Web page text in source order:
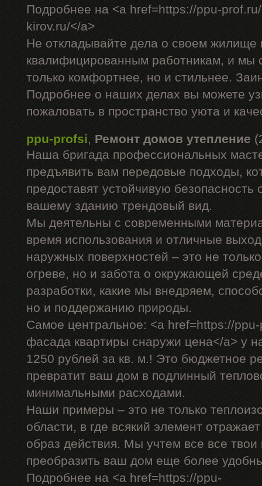
Подробнее на <a href=https://ppu-
kirov.ru/</a>
Не откладывайте дела о своем
квалифицированным работникам, и
только комфортнее, но и стильнее.
Подробнее о наших делах вы можете
пожаловать в пространство уюта и
ppu-profsi, Ремонт домов утепление
Наша бригада профессиональных
предъявить вам передовые подходы,
предоставят устойчивую безопасность
вашему зданию трендовый вид.
Мы деятельны с современными
время использования и отличные
наружных поверхностей – это не
огреве, но и забота о окружающей
разработки, какие мы внедряем,
но и поддержанию природы.
Самое центральное: <a href=https://
фасада квартиры снаружи цена</a> у
1250 рублей за кв. м.! Это бюджетное
превратит ваш дом в подлинный
минимальными расходами.
Наши примеры – это не только
области, в где всякий элемент
образ действия. Мы учтем все все
преобразить ваш дом еще более
Подробнее на <a href=https://ppu-